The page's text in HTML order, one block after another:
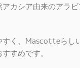
カシア由来のアラ
すく、Mascotteらし
すめです。